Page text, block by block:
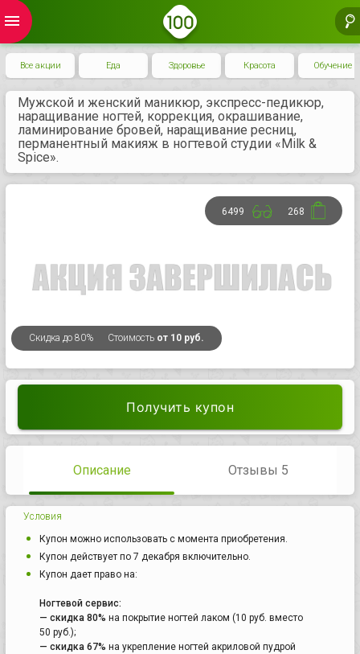
menu
Все акции Еда Здоровье Красота Обучение
Мужской и женский маникюр, экспресс-педикюр,
наращивание ногтей, коррекция, окрашивание,
ламинирование бровей, наращивание ресниц,
перманентный макияж в ногтевой студии «Milk &
Spice».
Скидка до 80% Стоимость от 10 руб.
6499 268
Получить купон
Описание Отзывы 5
Условия
Купон можно использовать с момента приобретения.
Купон действует по 7 декабря включительно.
Купон дает право на:
Ногтевой сервис:
— скидка 80% на покрытие ногтей лаком (10 руб. вместо
50 руб.);
— скидка 67% на укрепление ногтей акриловой пудрой